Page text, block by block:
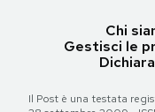
Chi
Gestisci le
Il Post è una testata